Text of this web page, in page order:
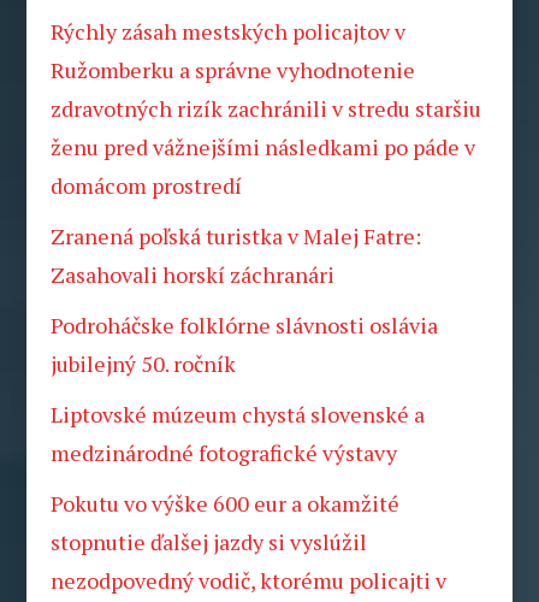
Rýchly zásah mestských policajtov v
Ružomberku a správne vyhodnotenie
zdravotných rizík zachránili v stredu staršiu
ženu pred vážnejšími následkami po páde v
domácom prostredí
Zranená poľská turistka v Malej Fatre:
Zasahovali horskí záchranári
Podroháčske folklórne slávnosti oslávia
jubilejný 50. ročník
Liptovské múzeum chystá slovenské a
medzinárodné fotografické výstavy
Pokutu vo výške 600 eur a okamžité
stopnutie ďalšej jazdy si vyslúžil
nezodpovedný vodič, ktorému policajti v